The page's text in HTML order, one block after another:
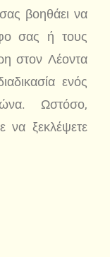
σας βοηθάει να
σας ή τους
στον Λέοντα
ενός
Ωστόσο,
να ξεκλέψετε